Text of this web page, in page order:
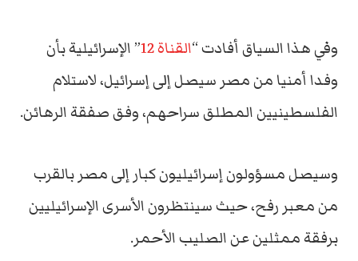
وفي هذا السياق أفادت “القناة 12
” الإسرائيلية بأن
وفدا أمنيا من مصر سيصل إلى إسرائيل، لاستلام
الفلسطينيين المطلق سراحهم، وفق صفقة الرهائن.
وسيصل مسؤولون إسرائيليون كبار إلى مصر بالقرب
من معبر رفح، حيث سينتظرون الأسرى الإسرائيليين
برفقة ممثلين عن الصليب الأحمر.